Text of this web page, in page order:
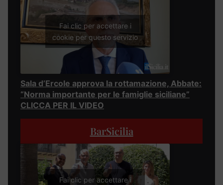
Fai clic per accettare i
cookie per questo servizio
Sala d’Ercole approva la rottamazione, Abbate:
“Norma importante per le famiglie siciliane”
CLICCA PER IL VIDEO
BarSicilia
Fai clic per accettare i